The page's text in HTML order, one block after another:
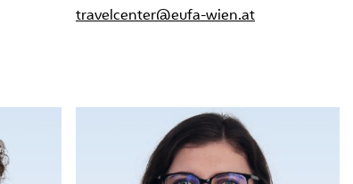
travelcenter@eufa-wien.at